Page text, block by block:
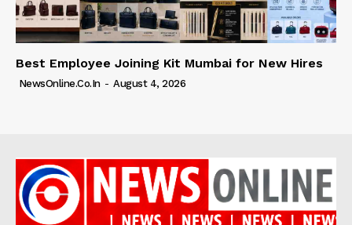
Best Employee Joining Kit Mumbai for New Hires
NewsOnline.co.in - August 4, 2026